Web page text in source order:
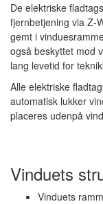
De elektriske
fjernbetjening via Z-
gemt i
også beskyttet mod
lang levetid for
Alle elektriske
automatisk lukker
placeres udenpå
Vinduets
Vinduets